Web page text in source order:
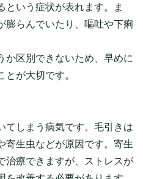
という症状が表れます。ま
膨らんでいたり、嘔吐や下痢
か区別できないため、早めに
が大切です。
てしまう病気です。毛引きは
寄生虫などが原因です。寄生
治療できますが、ストレスが